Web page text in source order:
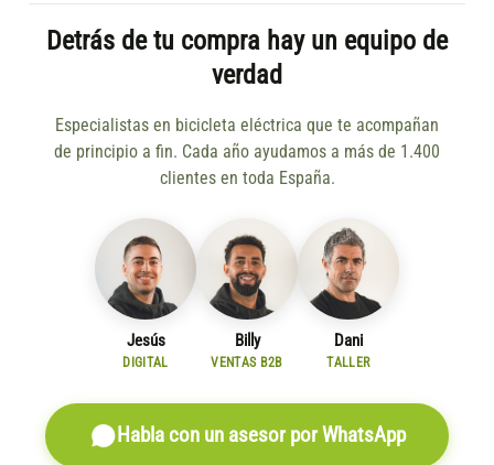
Detrás de tu compra hay un equipo de
verdad
Especialistas en bicicleta eléctrica que te acompañan
de principio a fin. Cada año ayudamos a más de 1.400
clientes en toda España.
Jesús
DIGITAL
Billy
VENTAS B2B
Dani
TALLER
Habla con un asesor por WhatsApp